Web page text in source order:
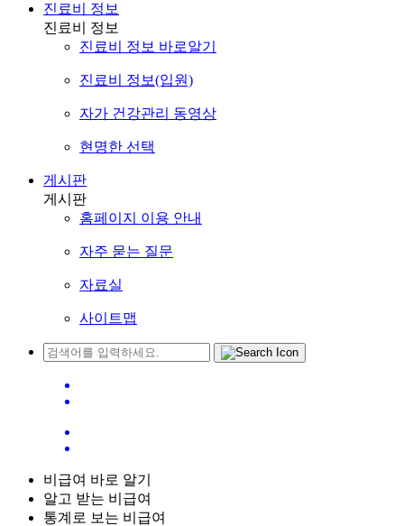
진료비 정보
진료비 정보
진료비 정보 바로알기
진료비 정보(입원)
자가 건강관리 동영상
현명한 선택
게시판
게시판
홈페이지 이용 안내
자주 묻는 질문
자료실
사이트맵
비급여 바로 알기
알고 받는 비급여
통계로 보는 비급여